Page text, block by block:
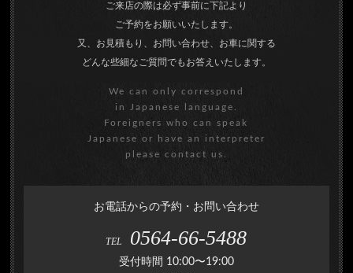
ご来店の際は必ず事前に下記より
ご予約をお願いいたします。
又、お見積もり、お問い合わせ、お車に関する
どんな些細なご質問でもお答えいたします。
We can only correspond
in Japanese language.
Foreigners who can speak
Japanese or have an interpreter
please contact us.
お電話からの予約・お問い合わせ
TEL 0564-66-5488
受付時間 10:00〜19:00